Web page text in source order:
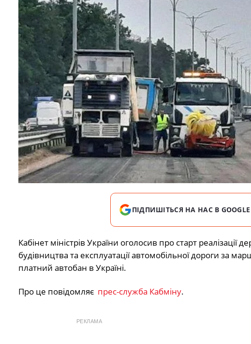
ПІДПИШІТЬСЯ НА НАС В GOOGLE
Кабінет міністрів України оголосив про старт
будівництва та експлуатації автомобільної дороги за
платний автобан в Україні.
Про це повідомляє прес-служба Кабміну.
РЕКЛАМА